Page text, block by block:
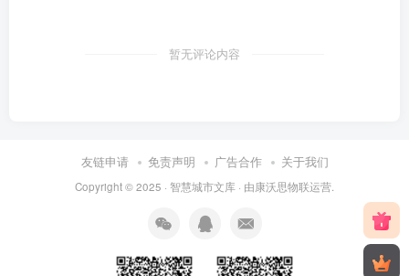
暂无评论内容
友链申请 免责声明 广告合作 关于我们
Copyright © 2025 · 智慧城市文库 · 由康沃思物联运营.